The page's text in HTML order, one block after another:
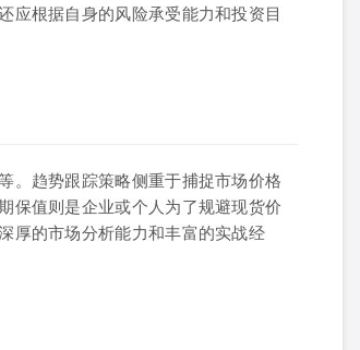
应根据自身的风险承受能力和投资目
。趋势跟踪策略侧重于捕捉市场价格
保值则是企业或个人为了规避现货价
厚的市场分析能力和丰富的实战经